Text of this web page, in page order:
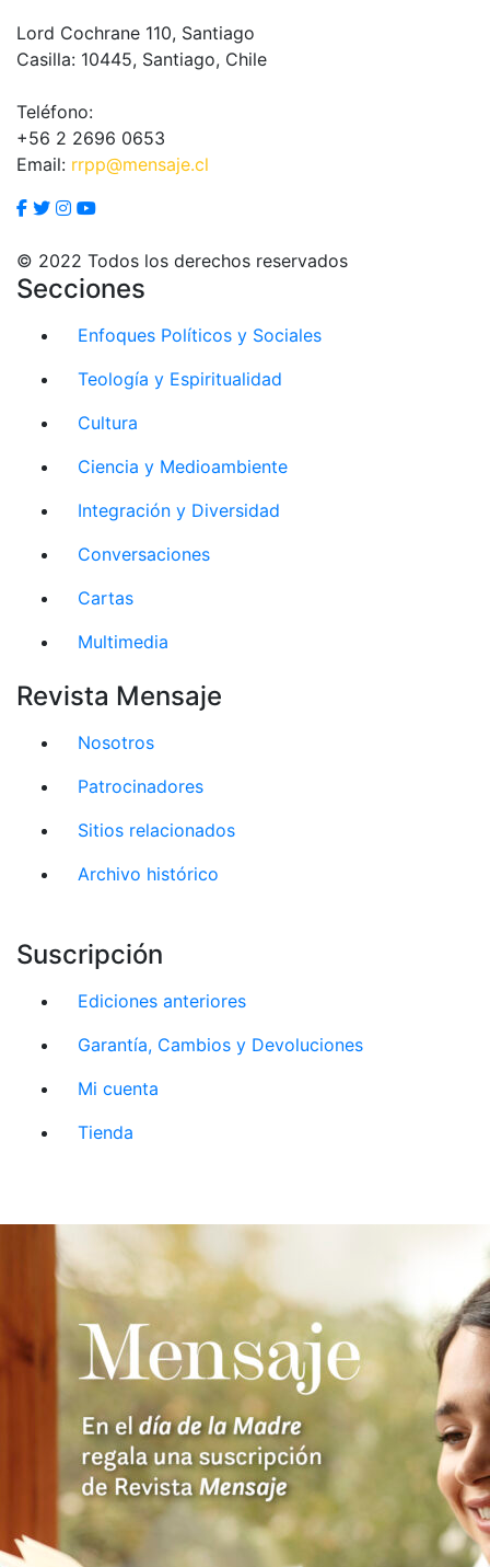
Lord Cochrane 110, Santiago
Casilla: 10445, Santiago, Chile
Teléfono:
+56 2 2696 0653
Email: rrpp@mensaje.cl
© 2022 Todos los derechos reservados
Secciones
Enfoques Políticos y Sociales
Teología y Espiritualidad
Cultura
Ciencia y Medioambiente
Integración y Diversidad
Conversaciones
Cartas
Multimedia
Revista Mensaje
Nosotros
Patrocinadores
Sitios relacionados
Archivo histórico
Suscripción
Ediciones anteriores
Garantía, Cambios y Devoluciones
Mi cuenta
Tienda